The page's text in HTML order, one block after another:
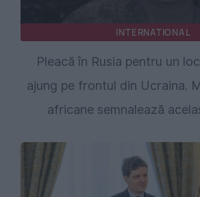
INTERNATIONAL
Pleacă în Rusia pentru un
ajung pe frontul din Ucraina.
africane semnalează